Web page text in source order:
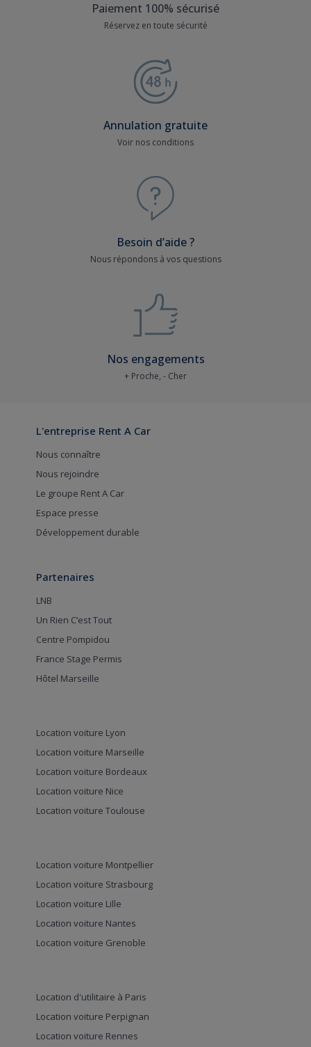
Paiement 100% sécurisé
Réservez en toute sécurité
Annulation gratuite
Voir nos conditions
Besoin d’aide ?
Nous répondons à vos questions
Nos engagements
+ Proche, - Cher
L'entreprise Rent A Car
Nous connaître
Nous rejoindre
Le groupe Rent A Car
Espace presse
Développement durable
Partenaires
LNB
Un Rien C’est Tout
Centre Pompidou
France Stage Permis
Hôtel Marseille
Location voiture Lyon
Location voiture Marseille
Location voiture Bordeaux
Location voiture Nice
Location voiture Toulouse
Location voiture Montpellier
Location voiture Strasbourg
Location voiture Lille
Location voiture Nantes
Location voiture Grenoble
Location d'utilitaire à Paris
Location voiture Perpignan
Location voiture Rennes